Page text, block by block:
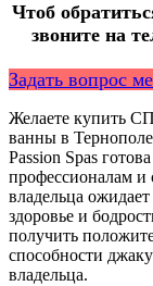
Чтоб
звоните на
Задать вопрос
Желаете купить
ванны в
Passion Spas
профессионалам и
владельца
здоровье и
получить
способности
владельца.